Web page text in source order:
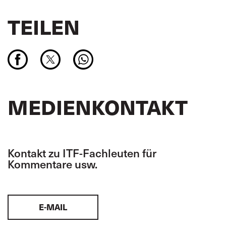
TEILEN
MEDIENKONTAKT
Kontakt zu ITF-Fachleuten für
Kommentare usw.
E-MAIL